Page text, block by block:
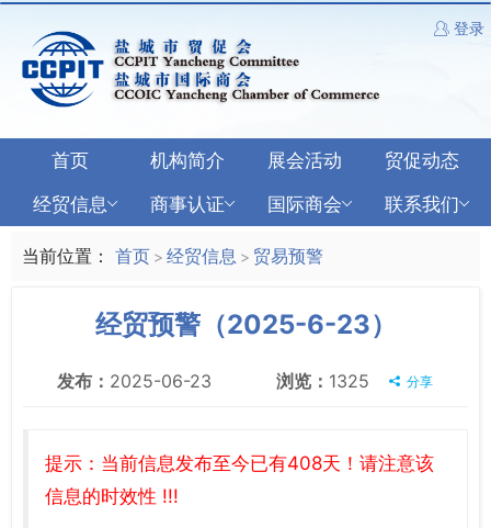
登录
首页 机构简介 展会活动
贸促动态
经贸信息
商事认证 国际商会 联系我们
当前位置： 首页 > 经贸信息 > 贸易预警
经贸预警（2025-6-23）
发布： 2025-06-23 浏览： 1325 分享
提示：当前信息发布至今已有408天！请注意该
信息的时效性 !!!